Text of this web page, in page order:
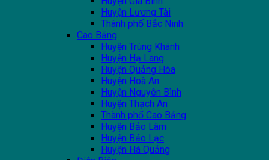
Huyện Lương Tài
Thành phố Bắc Ninh
Cao Bằng
Huyện Trùng Khánh
Huyện Hạ Lang
Huyện Quảng Hòa
Huyện Hoà An
Huyện Nguyên Bình
Huyện Thạch An
Thành phố Cao Bằng
Huyện Bảo Lâm
Huyện Bảo Lạc
Huyện Hà Quảng